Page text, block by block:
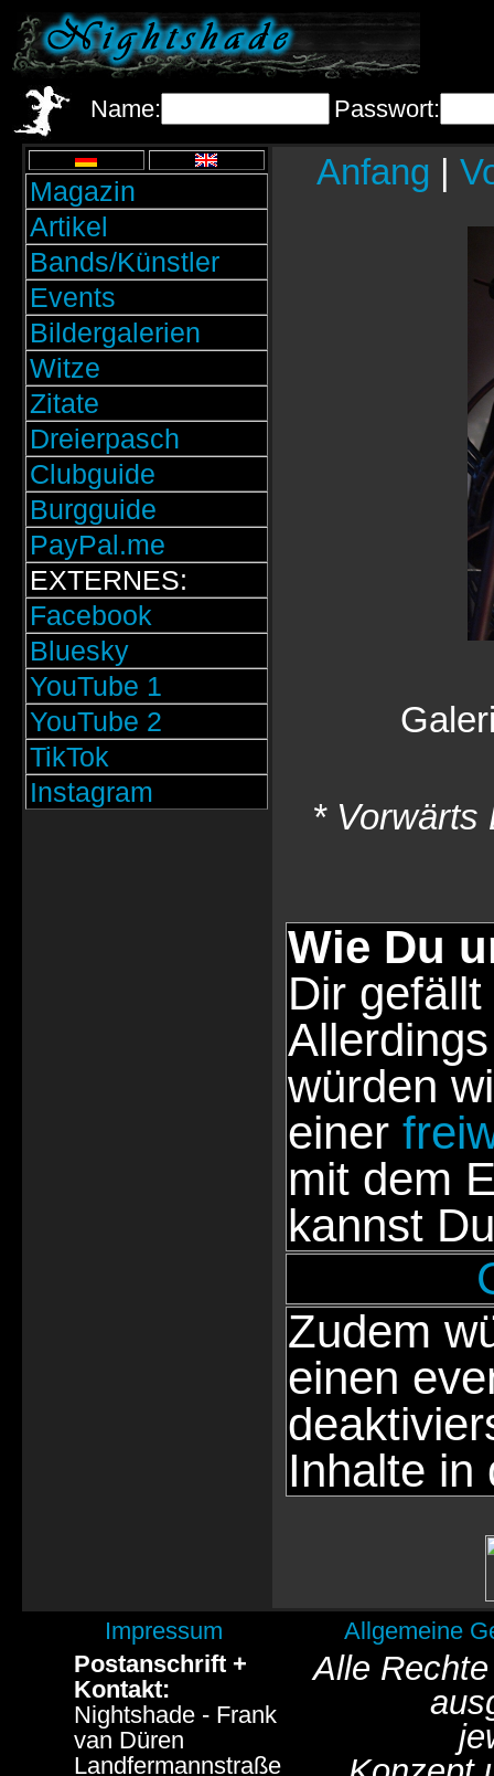
Name: Passwort:
Magazin
Artikel
Bands/Künstler
Events
Bildergalerien
Witze
Zitate
Dreierpasch
Clubguide
Burgguide
PayPal.me
EXTERNES:
Facebook
Bluesky
YouTube 1
YouTube 2
TikTok
Instagram
Anfang |
* Vorwärts
Wie Du
Dir
würden
einer
mit dem
kannst
Zudem
einen
Inhalte in
Impressum
Allgemeine
Postanschrift +
Kontakt:
Nightshade - Frank
van Düren
Landfermannstraße
Alle